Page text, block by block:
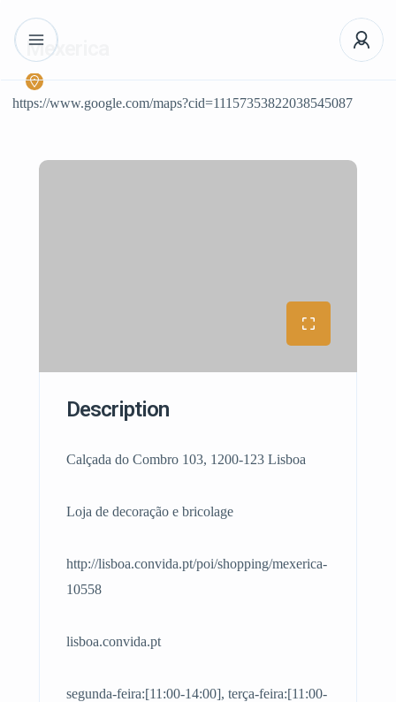
Mexerica
https://www.google.com/maps?cid=11157353822038545087
Description
Calçada do Combro 103, 1200-123 Lisboa
Loja de decoração e bricolage
http://lisboa.convida.pt/poi/shopping/mexerica-
10558
lisboa.convida.pt
segunda-feira:[11:00-14:00], terça-feira:[11:00-